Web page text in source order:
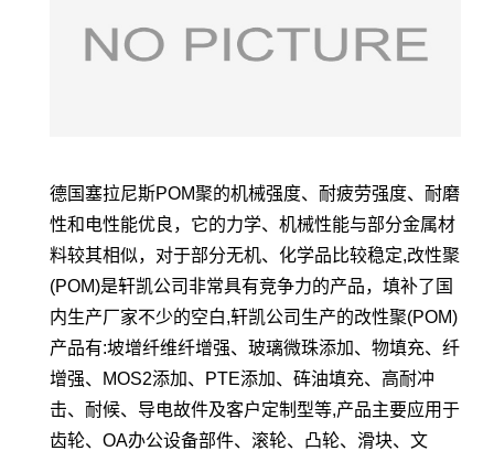
德国塞拉尼斯POM聚的机械强度、耐疲劳强度、耐磨
性和电性能优良，它的力学、机械性能与部分金属材
料较其相似，对于部分无机、化学品比较稳定,改性聚
(POM)是轩凯公司非常具有竞争力的产品，填补了国
内生产厂家不少的空白,轩凯公司生产的改性聚(POM)
产品有:坡增纤维纤增强、玻璃微珠添加、物填充、纤
增强、MOS2添加、PTE添加、砗油填充、高耐冲
击、耐候、导电故件及客户定制型等,产品主要应用于
齿轮、OA办公设备部件、滚轮、凸轮、滑块、文